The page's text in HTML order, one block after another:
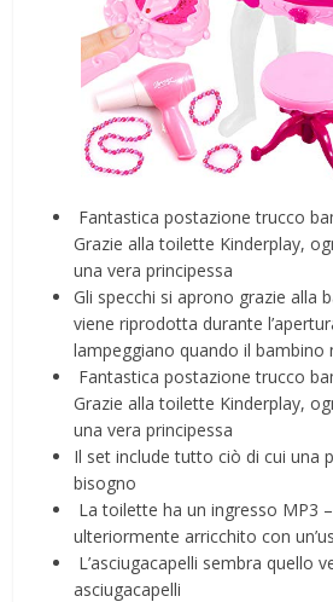
Fantastica postazione trucco
Grazie alla toilette Kinderplay,
una vera principessa
Gli specchi si aprono grazie alla
viene riprodotta durante
lampeggiano quando il bambino
Fantastica postazione trucco
Grazie alla toilette Kinderplay,
una vera principessa
Il set include tutto ciò di cui una
bisogno
La toilette ha un ingresso MP3
ulteriormente arricchito con
L’asciugacapelli sembra quello
asciugacapelli